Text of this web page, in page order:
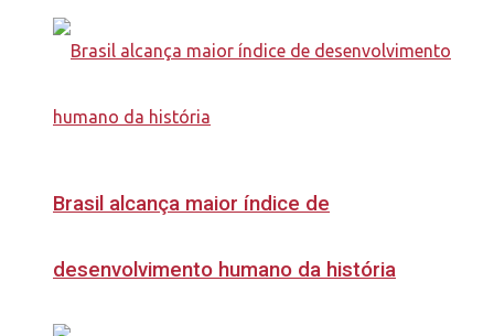
Brasil alcança maior índice de
desenvolvimento humano da história